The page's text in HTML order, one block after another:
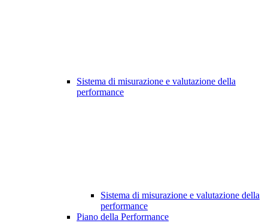
Sistema di misurazione e valutazione della
performance
Sistema di misurazione e valutazione della
performance
Piano della Performance